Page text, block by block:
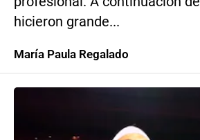
hicieron grande...
María Paula Regalado